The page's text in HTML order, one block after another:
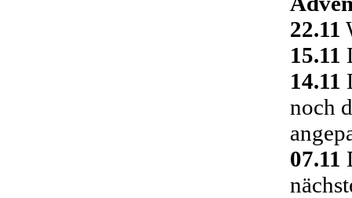
22.11
15.11
14.11
noch
07.11